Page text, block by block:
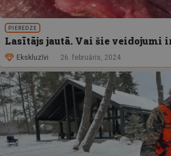
PIEREDZE
Lasītājs jautā. Vai šie veidojumi
Ekskluzīvi 26. februāris, 2024